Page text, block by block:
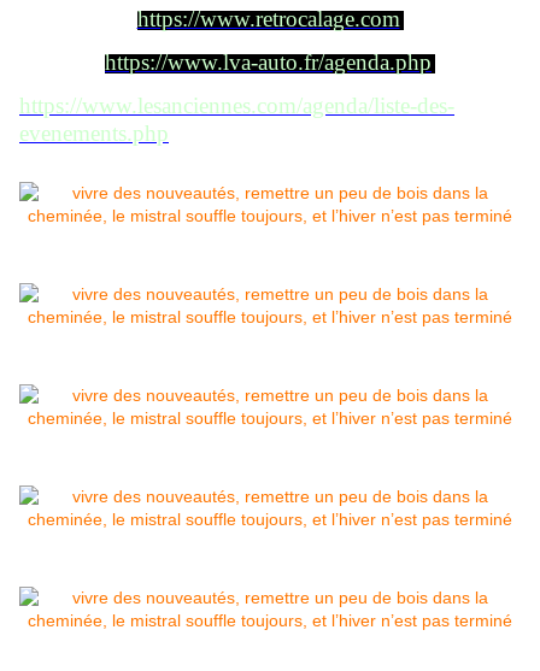
https://www.retrocalage.com
https://www.lva-auto.fr/agenda.php
https://www.lesanciennes.com/agenda/liste-des-
evenements.php